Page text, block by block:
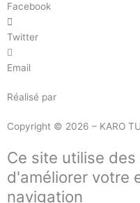
Facebook
Twitter
Email
Réalisé par
Copyright © 2026 – KARO
Ce site utilise
d'améliorer votre
navigation